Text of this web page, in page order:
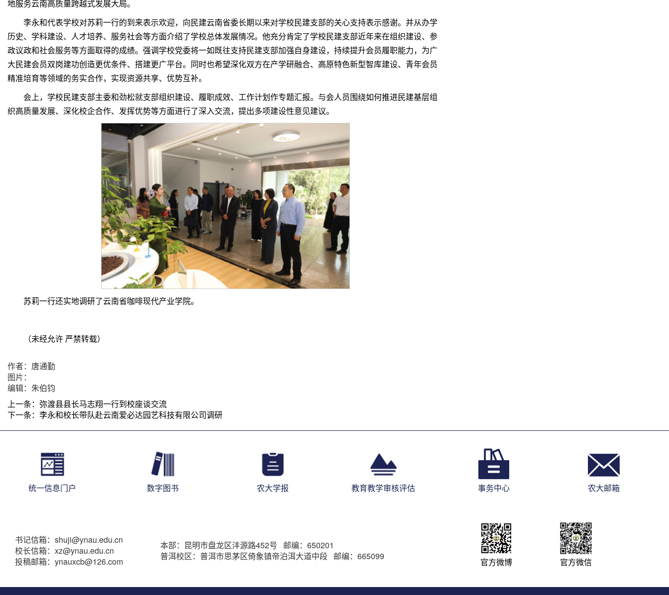
地服务云南高质量跨越式发展大局。
李永和代表学校对苏莉一行的到来表示欢迎，向民建云南省委长期以来对学校民建支部的关心支持表示感谢。并从办学
历史、学科建设、人才培养、服务社会等方面介绍了学校总体发展情况。他充分肯定了学校民建支部近年来在组织建设、参
政议政和社会服务等方面取得的成绩。强调学校党委将一如既往支持民建支部加强自身建设，持续提升会员履职能力，为广
大民建会员双岗建功创造更优条件、搭建更广平台。同时也希望深化双方在产学研融合、高原特色新型智库建设、青年会员
精准培育等领域的务实合作，实现资源共享、优势互补。
会上，学校民建支部主委和劲松就支部组织建设、履职成效、工作计划作专题汇报。与会人员围绕如何推进民建基层组
织高质量发展、深化校企合作、发挥优势等方面进行了深入交流，提出多项建设性意见建议。
苏莉一行还实地调研了云南省咖啡现代产业学院。
（未经允许 严禁转载）
作者：唐通勤
图片：
编辑：朱伯钧
上一条： 弥渡县县长马志翔一行到校座谈交流
下一条： 李永和校长带队赴云南爱必达园艺科技有限公司调研
统一信息门户 数字图书 农大学报 教育教学审核评估 事务中心 农大邮箱
书记信箱：shuji@ynau.edu.cn
校长信箱：xz@ynau.edu.cn
投稿邮箱：ynauxcb@126.com
本部：昆明市盘龙区沣源路452号 邮编：650201
普洱校区：普洱市思茅区倚象镇帝泊洱大道中段 邮编：665099
官方微信
官方微博